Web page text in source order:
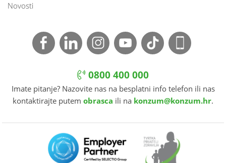
Novosti
0800 400 000
Imate pitanje? Nazovite nas na besplatni info telefon ili nas
kontaktirajte putem obrasca ili na konzum@konzum.hr.